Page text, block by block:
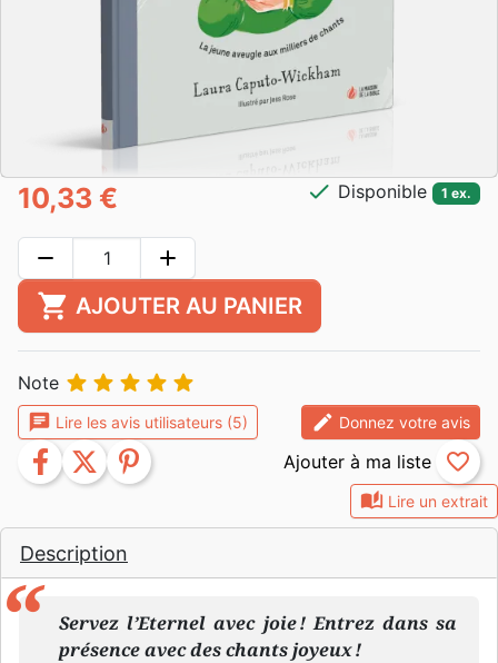
auto_stories Lire un extrait
Description
Servez l’Eternel avec joie ! Entrez dans sa
présence avec des chants joyeux !
10,33 € check Disponible 1 ex.
remove add
shopping_cart AJOUTER AU PANIER
Note     
chat Lire les avis utilisateurs (5) edit Donnez votre avis
facebook twitter pinterest favorite_border